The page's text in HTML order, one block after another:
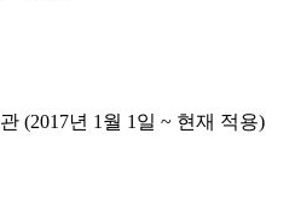
(2017년 1월 1일 ~ 현재 적용)